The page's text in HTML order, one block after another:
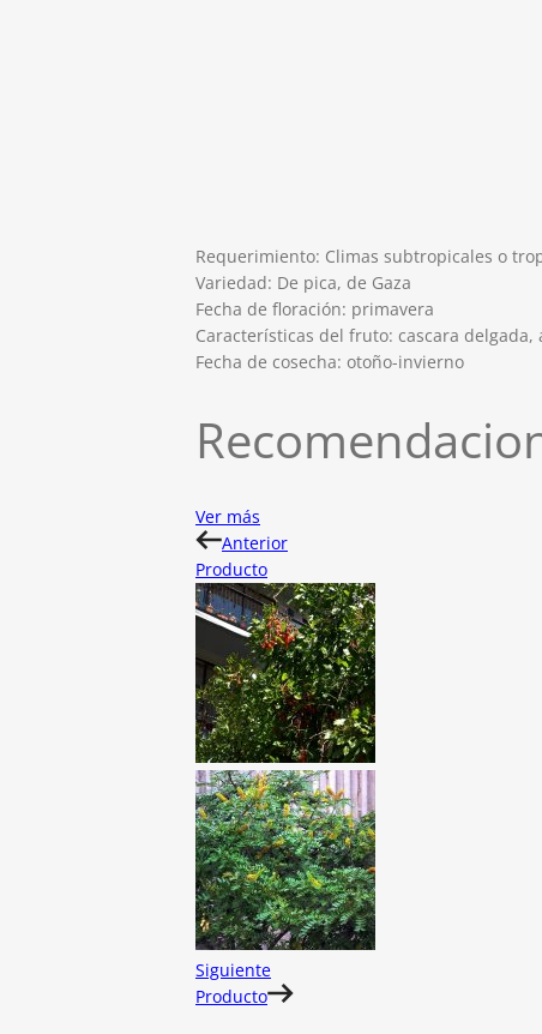
Requerimiento: Climas subtropicales o
Variedad: De pica, de Gaza
Fecha de floración: primavera
Características del fruto: cascara delgada,
Fecha de cosecha: otoño-invierno
Ver más
Anterior
Producto
Siguiente
Producto